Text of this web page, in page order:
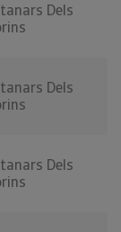
Dels
Dels
Dels